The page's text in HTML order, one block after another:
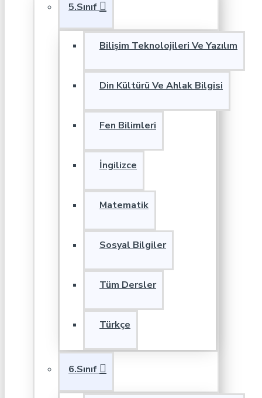
5.Sınıf
Bilişim Teknolojileri Ve Yazılım
Din Kültürü Ve Ahlak Bilgisi
Fen Bilimleri
İngilizce
Matematik
Sosyal Bilgiler
Tüm Dersler
Türkçe
6.Sınıf